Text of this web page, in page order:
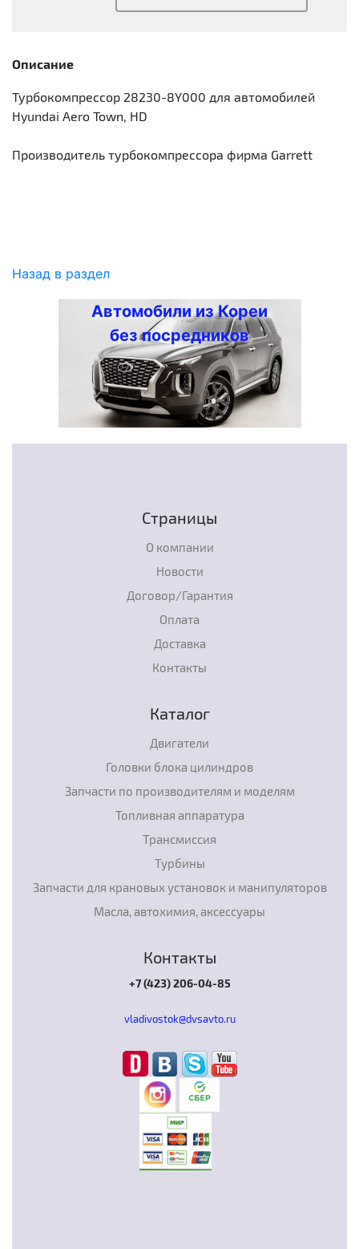
Описание
Турбокомпрессор 28230-8Y000 для автомобилей
Hyundai Aero Town, HD
Производитель турбокомпрессора фирма Garrett
Назад в раздел
Автомобили из Кореи
без посредников
Страницы
О компании
Новости
Договор/Гарантия
Оплата
Доставка
Контакты
Каталог
Двигатели
Головки блока цилиндров
Запчасти по производителям и моделям
Топливная аппаратура
Трансмиссия
Турбины
Запчасти для крановых установок и манипуляторов
Масла, автохимия, аксессуары
Контакты
+7 (423) 206-04-85
vladivostok@dvsavto.ru